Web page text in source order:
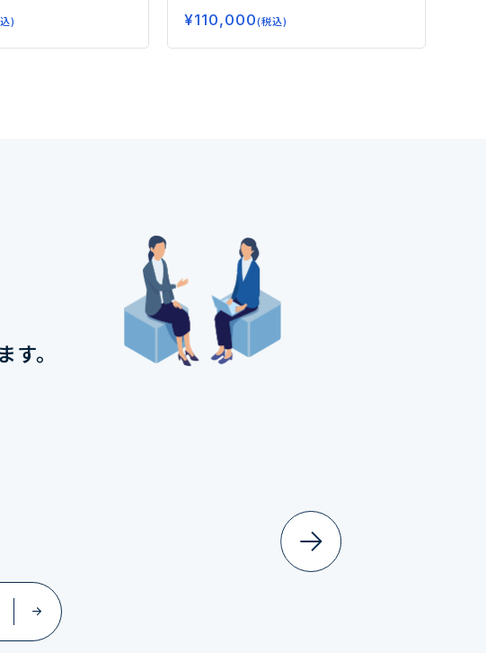
)
ア、グミサプリまでデータで
読み解く市場の未来ー
¥110,000(税込)
す。